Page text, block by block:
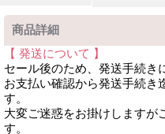
商品詳細
【 発送について 】
セール後のため、発送手続き
お支払い確認から発送手続き
す。
大変ご迷惑をお掛けしますが
す。